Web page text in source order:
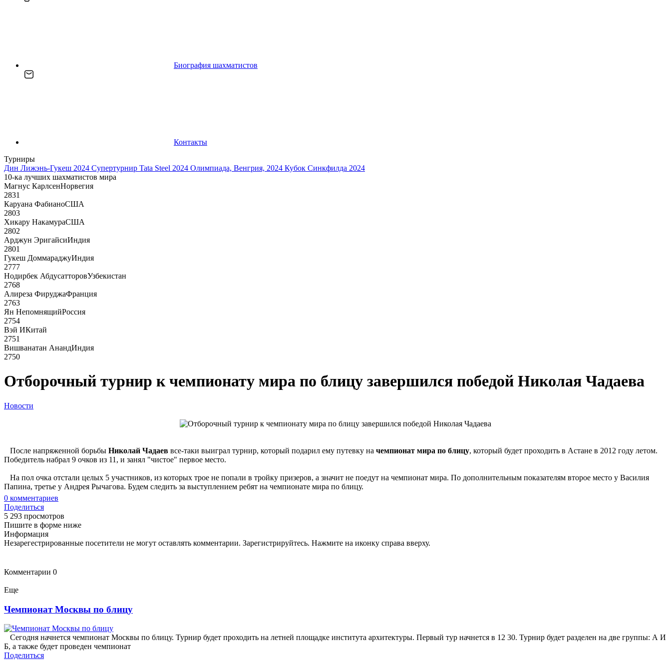
Биография шахматистов
Контакты
Турниры
Дин Лижэнь-Гукеш 2024 Супертурнир Tata Steel 2024 Олимпиада, Венгрия, 2024 Кубок Синкфилда 2024
10-ка лучших шахматистов мира
Магнус КарлсенНорвегия
2831
Каруана ФабианоСША
2803
Хикару НакамураСША
2802
Арджун ЭригайсиИндия
2801
Гукеш ДоммараджуИндия
2777
Нодирбек АбдусатторовУзбекистан
2768
Алиреза ФируджаФранция
2763
Ян НепомнящийРоссия
2754
Вэй ИКитай
2751
Вишванатан АнандИндия
2750
Отборочный турнир к чемпионату мира по блицу завершился победой Николая Чадаева
Новости
После напряженной борьбы Николай Чадаев все-таки выиграл турнир, который подарил ему путевку на чемпионат мира по блицу, который будет проходить в Астане в 2012 году летом.
Победитель набрал 9 очков из 11, и занял "чистое" первое место.
На пол очка отстали целых 5 участников, из которых трое не попали в тройку призеров, а значит не поедут на чемпионат мира. По дополнительным показателям второе место у Василия
Папина, третье у Андрея Рычагова. Будем следить за выступлением ребят на чемпионате мира по блицу.
0 комментариев
Поделиться
5 293 просмотров
Пишите в форме ниже
Информация
Незарегестрированные посетители не могут оставлять комментарии. Зарегистрируйтесь. Нажмите на иконку справа вверху.
Комментарии 0
Еще
Чемпионат Москвы по блицу
Сегодня начнется чемпионат Москвы по блицу. Турнир будет проходить на летней площадке института архитектуры. Первый тур начнется в 12 30. Турнир будет разделен на две группы: А И
Б, а также будет проведен чемпионат
Поделиться